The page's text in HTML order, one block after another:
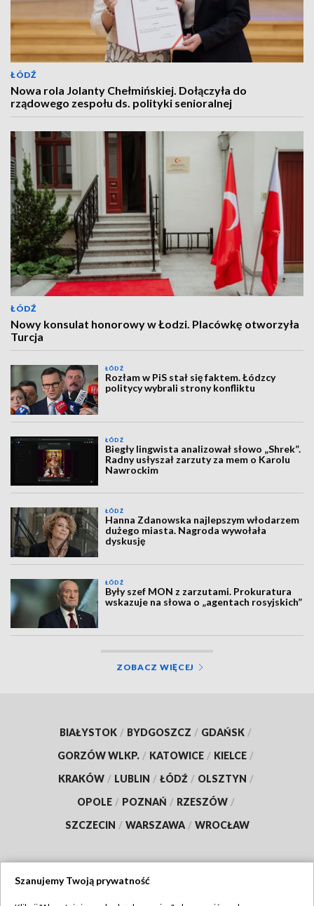
ŁÓDŹ
Nowa rola Jolanty Chełmińskiej. Dołączyła do
rządowego zespołu ds. polityki senioralnej
ŁÓDŹ
Nowy konsulat honorowy w Łodzi. Placówkę otworzyła
Turcja
ŁÓDŹ
Rozłam w PiS stał się faktem. Łódzcy
politycy wybrali strony konfliktu
ŁÓDŹ
Biegły lingwista analizował słowo „Shrek”.
Radny usłyszał zarzuty za mem o Karolu
Nawrockim
ŁÓDŹ
Hanna Zdanowska najlepszym włodarzem
dużego miasta. Nagroda wywołała
dyskusję
ŁÓDŹ
Były szef MON z zarzutami. Prokuratura
wskazuje na słowa o „agentach rosyjskich”
ZOBACZ WIĘCEJ
BIAŁYSTOK / BYDGOSZCZ / GDAŃSK /
GORZÓW WLKP. / KATOWICE / KIELCE /
KRAKÓW / LUBLIN / ŁÓDŹ / OLSZTYN /
OPOLE / POZNAŃ / RZESZÓW /
SZCZECIN / WARSZAWA / WROCŁAW
Szanujemy Twoją prywatność